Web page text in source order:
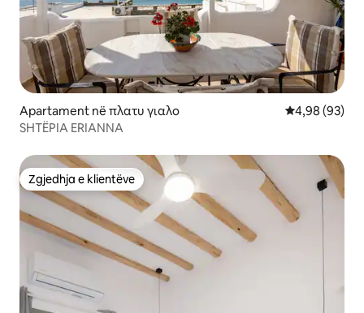
Apartament në πλατυ γιαλο Vlerësimi
4,98 (93)
SHTËPIA ERIANNA
Zgjedhja e klientëve
Zgjedhja e klientëve